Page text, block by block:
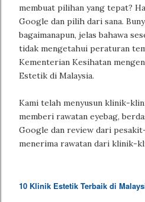
membuat pilihan yang tepat?
Google dan pilih dari sana.
bagaimanapun, jelas bahawa
tidak mengetahui peraturan
Kementerian Kesihatan
Estetik di Malaysia.
Kami telah menyusun klinik-
memberi rawatan eyebag,
Google dan review dari
menerima rawatan dari klinik-
10 Klinik Estetik Terbaik di